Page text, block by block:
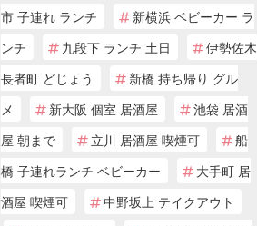
市 子連れ ランチ
新横浜 ベビーカー ラ
ンチ
九段下 ランチ 土日
伊勢佐木
長者町 どじょう
新橋 持ち帰り グル
メ
新大阪 個室 居酒屋
池袋 居酒
屋 朝まで
立川 居酒屋 喫煙可
船
橋 子連れランチ ベビーカー
大手町 居
酒屋 喫煙可
中野坂上 テイクアウト